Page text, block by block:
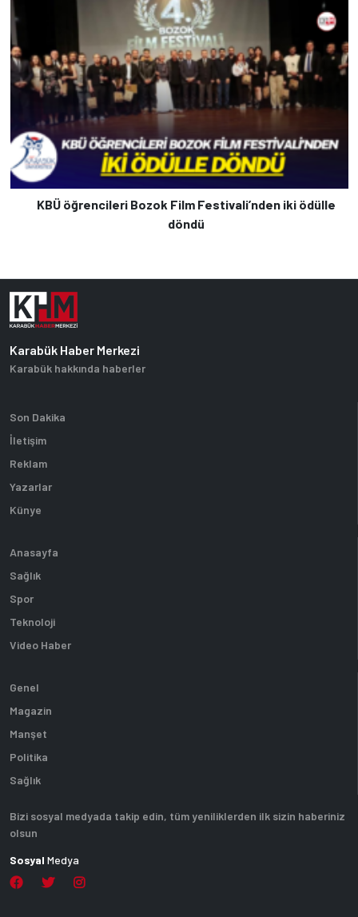
KBÜ öğrencileri Bozok Film Festivali’nden iki ödülle
döndü
Karabük Haber Merkezi
Karabük hakkında haberler
Son Dakika
İletişim
Reklam
Yazarlar
Künye
Anasayfa
Sağlık
Spor
Teknoloji
Video Haber
Genel
Magazin
Manşet
Politika
Sağlık
Bizi sosyal medyada takip edin, tüm yeniliklerden ilk sizin haberiniz
olsun
Sosyal Medya